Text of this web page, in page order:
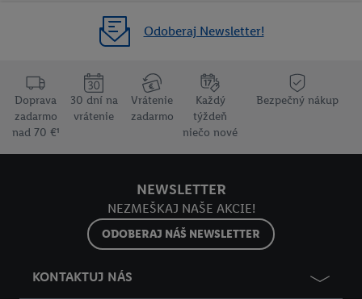
Odoberaj Newsletter!
Doprava
zadarmo
nad 70 €¹
30 dní na
vrátenie
Vrátenie
zadarmo
Každý
týždeň
niečo nové
Bezpečný nákup
NEWSLETTER
NEZMEŠKAJ NAŠE AKCIE!
ODOBERAJ NÁŠ NEWSLETTER
KONTAKTUJ NÁS